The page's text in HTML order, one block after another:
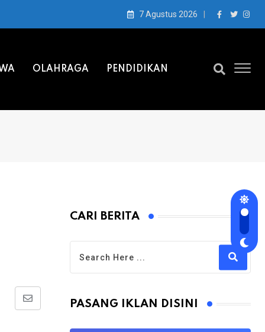
7 Agustus 2026
OLAHRAGA PENDIDIKAN
Share
CARI BERITA
PASANG IKLAN DISINI